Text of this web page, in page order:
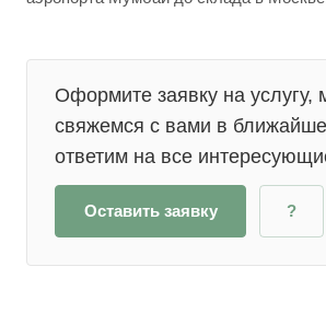
Оформите заявку на услугу,
свяжемся с вами в
ответим на все
Оставить заявку ?